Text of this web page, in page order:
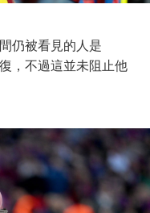
仍被看見的人是
，不過這並未阻止他